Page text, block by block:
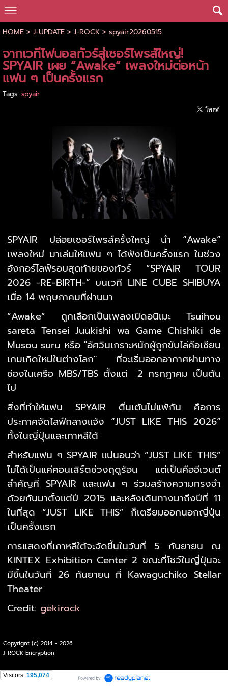
HOME> J-UPDATE> J-ROCK> spyair20260515
จากเวทีไฟนอลทัวร์สู่เซอร์ไพรส์ใหญ่!
SPYAIR เผย “Awake” เพลงใหม่ต่อหน้า
แฟน ๆ เป็นครั้งแรก
Tags: spyair
SPYAIR ปล่อยเซอร์ไพรส์ครั้งใหญ่ นำ “Awake”
เพลงใหม่ มาเล่นให้แฟน ๆ ได้ฟังเป็นครั้งแรก ในช่วง
อังกอร์ไลฟ์รอบสุดท้ายของทัวร์ “SPYAIR TOUR
2026 -RE-BIRTH-” บนเวที LINE CUBE SHIBUYA
เมื่อ 14 พฤษภาคมที่ผ่านมา
“Awake” ถูกเลือกเป็นเพลงเปิดอนิเมะ Tsuihou
sareta Tensei Juukishi wa Game Chishiki de
Musou suru หรือ "อัศวินเกราะหนักผู้ถูกขับไล่คือเซียน
เกมเกิดใหม่ในต่างโลก" ที่จะเริ่มออกอากาศผ่านทาง
ช่องในเครือ MBS/TBS ตั้งแต่ 2 กรกฎาคม เป็นต้น
ไป
สิ่งที่ทำให้แฟน SPYAIR ตื่นเต้นไม่แพ้กัน คือการ
ประกาศจัดไลฟ์กลางแจ้ง “JUST LIKE THIS 2026”
ทั้งในญี่ปุ่นและเกาหลีใต้
สำหรับแฟน ๆ SPYAIR แน่นอนว่า “JUST LIKE THIS”
ไม่ได้เป็นแค่คอนเสิร์ตช่วงฤดูร้อน แต่เป็นคืออีเวนต์
สำคัญที่ SPYAIR และแฟน ๆ ร่วมสร้างความทรงจำ
ด้วยกันมาตั้งแต่ปี 2015 และหลังเดินทางมาถึงปีที่ 11
ในที่สุด “JUST LIKE THIS” ก็เตรียมออกนอกญี่ปุ่น
เป็นครั้งแรก
การแสดงที่เกาหลีใต้จะจัดขึ้นในวันที่ 5 กันยายน ณ
KINTEX Exhibition Center 2 ขณะที่โชว์ในญี่ปุ่นจะ
มีขึ้นในวันที่ 26 กันยายน ที่ Kawaguchiko Stellar
Theater
Credit:gekirock
Copyrignt (c) 2014 - 2026
J-ROCK Encryption
Visitors: 195,074